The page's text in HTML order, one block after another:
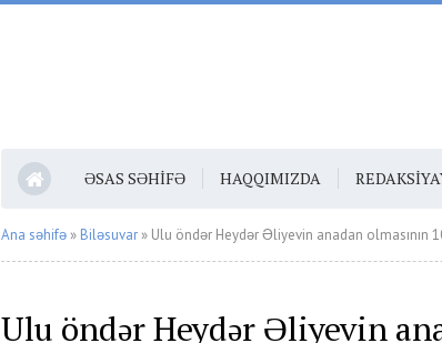
ƏSAS SƏHIFƏ HAQQIMIZDA
Ana səhifə » Biləsuvar » Ulu öndər Heydər Əliyevin anadan olmasının 101-ci ildönümü
Ulu öndər Heydər Əliyevin